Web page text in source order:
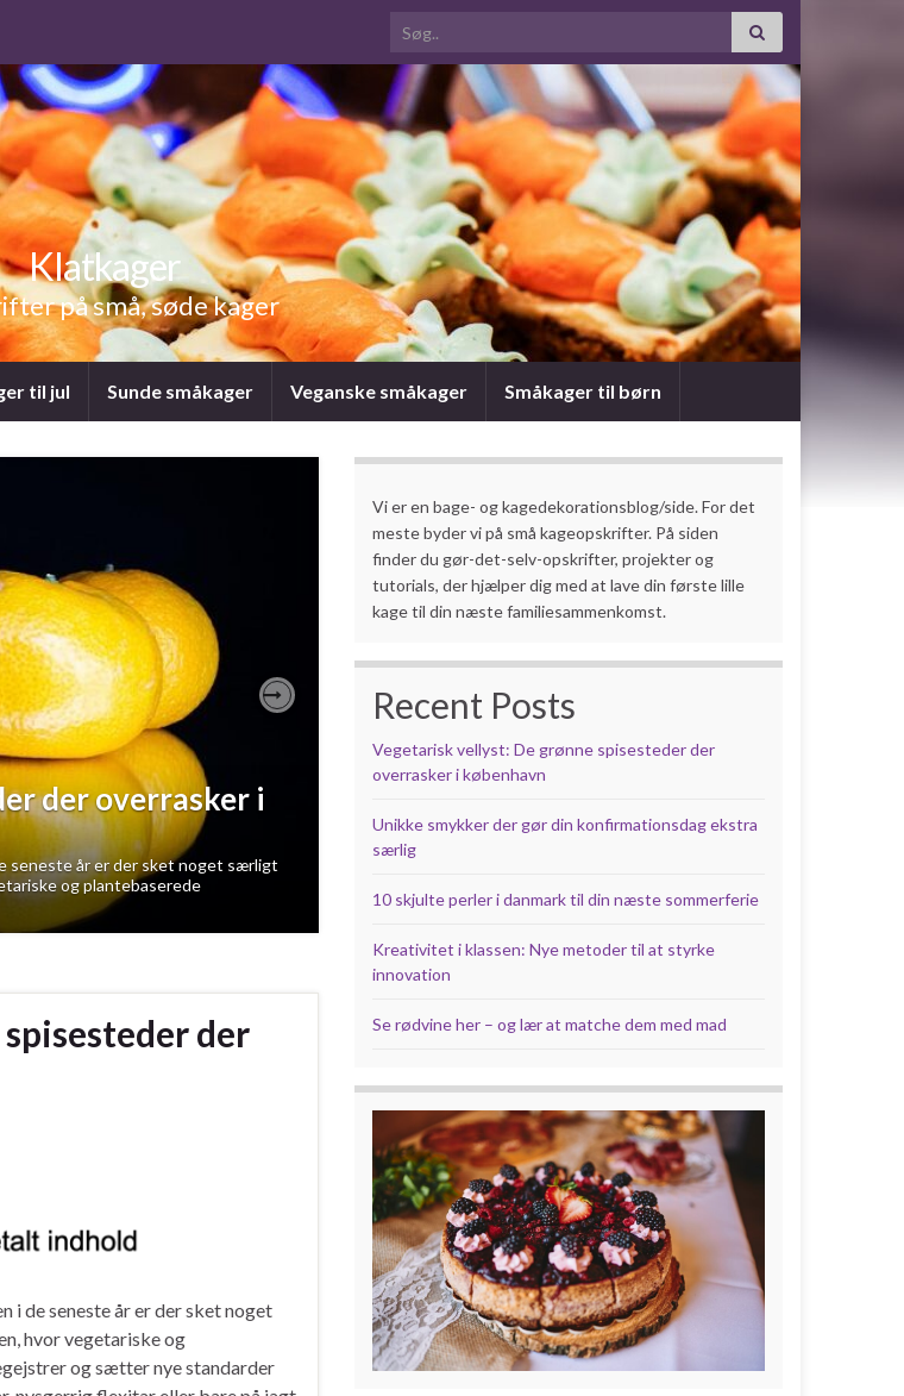
Search for:
Klatkager
på små, søde kager
til jul Sunde småkager Veganske småkager Småkager til børn
der overrasker i
seneste år er der sket noget særligt
og plantebaserede
der
i de seneste år er der sket noget
hvor vegetariske og
og sætter nye standarder
Vi er en bage- og kagedekorationsblog/side. For det
meste byder vi på små kageopskrifter. På siden
finder du gør-det-selv-opskrifter, projekter og
tutorials, der hjælper dig med at lave din første lille
kage til din næste familiesammenkomst.
Recent Posts
Vegetarisk vellyst: De grønne spisesteder der
overrasker i københavn
Unikke smykker der gør din konfirmationsdag ekstra
særlig
10 skjulte perler i danmark til din næste sommerferie
Kreativitet i klassen: Nye metoder til at styrke
innovation
Se rødvine her – og lær at matche dem med mad